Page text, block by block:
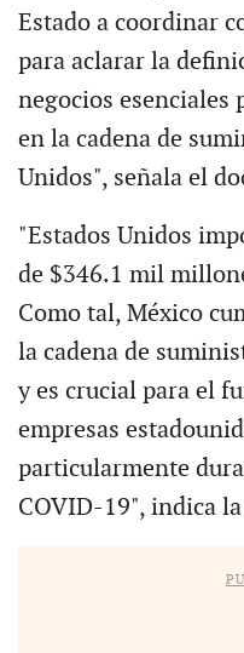
Estado a coordinar
para aclarar la
negocios
en la cadena de
Unidos", señala el
"Estados Unidos
de $346.1 mil
Como tal, México
la cadena de
y es crucial para el
empresas
particularmente
COVID-19", indica